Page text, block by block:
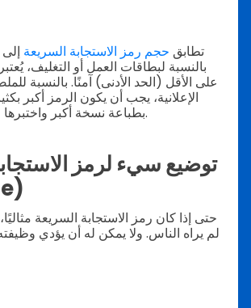
تطابق حجم رمز الاستجابة السريعة
على الأقل (الحد الأدنى) آمنًا. بالنسبة
الإعلانية، يجب أن يكون الرمز أكبر
بطباعة نسخة أكبر واختبرها في البيئة الفعلية.
توضيع سيء لرمز
حتى إذا كان رمز الاستجابة السريعة
لم يراه الناس. ولا يمكن له أن يؤدي